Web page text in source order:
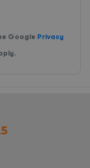
Google Privacy